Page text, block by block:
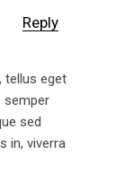
Reply
tellus eget
semper
sed
in, viverra